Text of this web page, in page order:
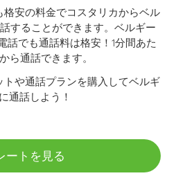
安の料金でコスタリカからベル
することができます。 ベルギー
話でも通話料は格安！1分間あた
ら通話できます。
や通話プランを購入してベルギ
通話しよう！
ートを見る